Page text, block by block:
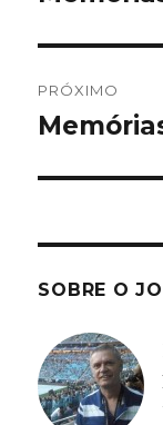
PRÓXIMO
Próximo
SOBRE O